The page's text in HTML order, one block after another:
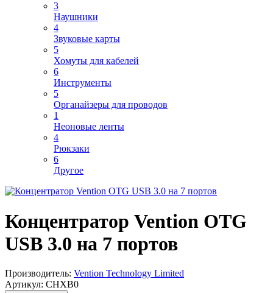
3
Наушники
4
Звуковые карты
5
Хомуты для кабелей
6
Инструменты
5
Органайзеры для проводов
1
Неоновые ленты
4
Рюкзаки
6
Другое
Концентратор Vention OTG
USB 3.0 на 7 портов
Производитель: Vention Technology Limited
Артикул: CHXB0